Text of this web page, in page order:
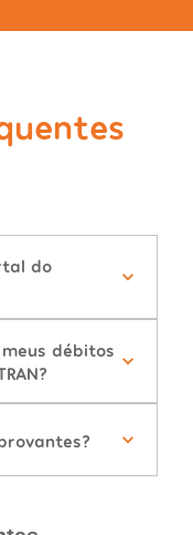
do
débitos